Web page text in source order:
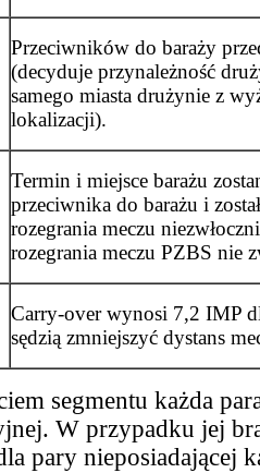
Przeciwników do baraży
(decyduje przynależność
samego miasta drużynie z
lokalizacji).
Termin i miejsce barażu
przeciwnika do barażu i
rozegrania meczu
rozegrania meczu PZBS nie
Carry-over wynosi 7,2 IMP
sędzią zmniejszyć dystans
segmentu każda
W przypadku jej
pary nieposiadającej